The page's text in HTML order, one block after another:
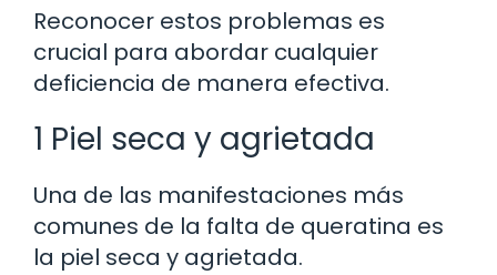
Reconocer estos problemas es
crucial para abordar cualquier
deficiencia de manera efectiva.
1 Piel seca y agrietada
Una de las manifestaciones más
comunes de la falta de queratina es
la piel seca y agrietada.